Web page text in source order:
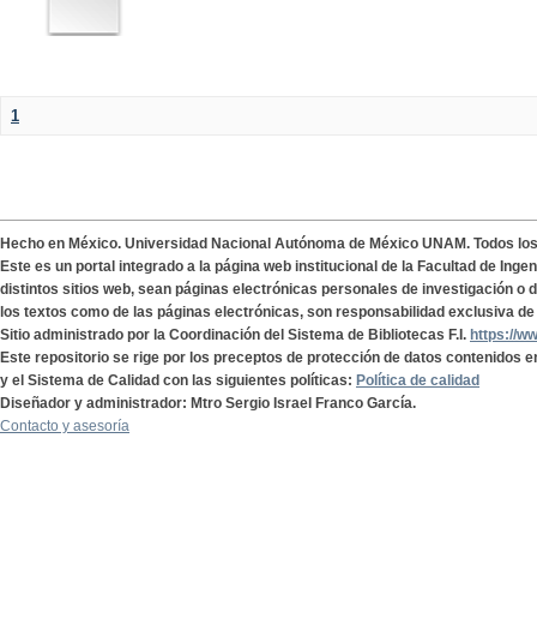
1
Hecho en México. Universidad Nacional Autónoma de México UNAM. Todos
Este es un portal integrado a la página web institucional de la Facultad de
distintos sitios web, sean páginas electrónicas personales de investigación o
los textos como de las páginas electrónicas, son responsabilidad exclusiva
Sitio administrado por la Coordinación del Sistema de Bibliotecas F.I. https://
Este repositorio se rige por los preceptos de protección de datos contenidos
y el Sistema de Calidad con las siguientes políticas: Política de calidad
Diseñador y administrador: Mtro Sergio Israel Franco García.
Contacto y asesoría